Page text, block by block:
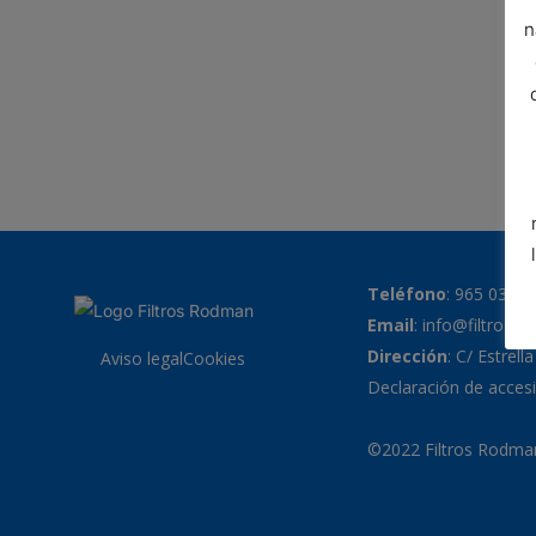
Aviso legalCookies
Teléfono: 965 038
Email:
Dirección: C/
Declaración de
©2022 Filtros